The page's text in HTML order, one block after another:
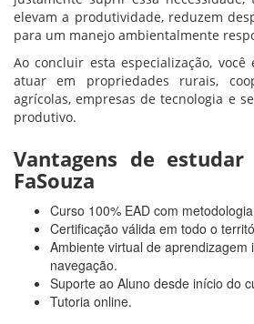
elevam a produtividade, reduzem
para um manejo ambientalmente
Ao concluir esta especialização,
atuar em propriedades rurais,
agrícolas, empresas de tecnologia e
produtivo.
Vantagens de estudar
FaSouza
Curso 100% EAD com
Certificação válida em todo o
Ambiente virtual de aprendizagem
navegação.
Suporte ao Aluno desde início do
Tutoria online.